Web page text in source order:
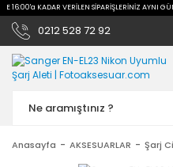
16:00'a KADAR VERİLEN SİPARİŞLERİNİZ AYNI
0212 528 72 92
Anasayfa AKSESUARLAR Şarj